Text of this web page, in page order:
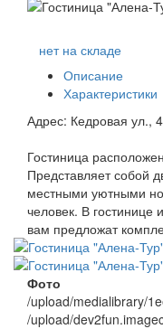
нет на складе
Описание
Характеристики
Адрес: Кедровая ул.,
Гостиница
Представляет собой
местными уютными
человек. В гостинице
вам предложат
Фото
/upload/medialibrary/
/upload/